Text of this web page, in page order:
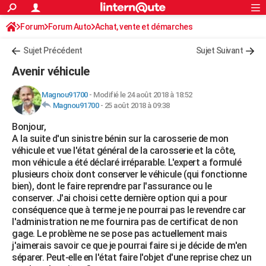
ACTUALITÉS
Politique
Société
Faits Divers
Education
Monde
Villes
+
FINANCE
Retraite
Impôts
Epargne
Immobilier
Risques naturels par ville
Banque
Assurance
Crédit
AUTO
Essais
Réserver un essai
Citadines
Berlines
SUV
Forum auto
+HIGH-TECH
Mobiles
Meilleur smartphone
Internet
Ordinateurs
Jeux vidéo
Guide high-tech
+BRICOLAGE
Forum
Aménagement intérieur
Extérieur
Cuisine
Salle de bains
Jardinage
Rangement
WEEK-END
Guides de France
Escapades
Patrimoine
Expositions
Musées
Week-end nature
LIFESTYLE
Art de vivre
Modes de vie
SANTE
Alimentation
Guide de la santé
Maladies
Médicaments
Sommeil
VOYAGE
S'inscrire
Connexion
Forum Forum Auto Achat, vente et démarches
Démarches administratives
Sujet Précédent Sujet Suivant
Avenir véhicule
Magnou91700- Modifié le 24 août 2018 à 18:52
Magnou91700- 25 août 2018 à 09:38
Bonjour,
A la suite d'un sinistre bénin sur la carosserie de mon
véhicule et vue l'état général de la carosserie et la côte,
mon véhicule a été déclaré irréparable. L'expert a formulé
plusieurs choix dont conserver le véhicule (qui fonctionne
bien), dont le faire reprendre par l'assurance ou le
conserver. J'ai choisi cette dernière option qui a pour
conséquence que à terme je ne pourrai pas le revendre car
l'administration ne me fournira pas de certificat de non
gage. Le problème ne se pose pas actuellement mais
j'aimerais savoir ce que je pourrai faire si je décide de m'en
séparer. Peut-elle en l'état faire l'objet d'une reprise chez un